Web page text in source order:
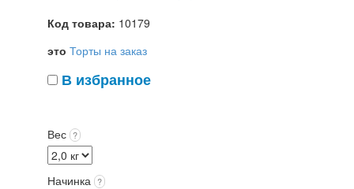
Код товара: 10179
это Торты на заказ
В избранное
Вес ?
Начинка ?